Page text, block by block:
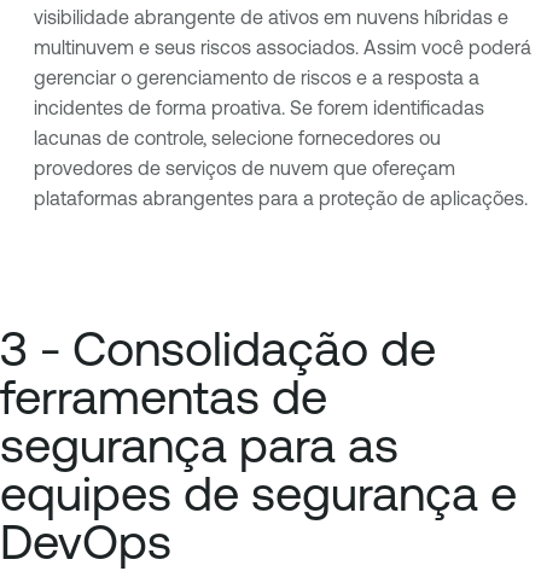
visibilidade abrangente de ativos em nuvens híbridas e
multinuvem e seus riscos associados. Assim você poderá
gerenciar o gerenciamento de riscos e a resposta a
incidentes de forma proativa. Se forem identificadas
lacunas de controle, selecione fornecedores ou
provedores de serviços de nuvem que ofereçam
plataformas abrangentes para a proteção de aplicações.
3 - Consolidação de
ferramentas de
segurança para as
equipes de segurança e
DevOps